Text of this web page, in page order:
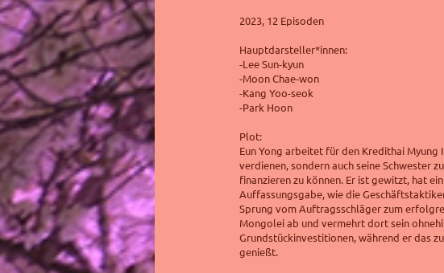
2023, 12 Episoden
Hauptdarsteller*innen:
-Lee Sun-kyun
-Moon Chae-won
-Kang Yoo-seok
-Park Hoon
Plot:
Eun Yong arbeitet für den Kredithai
verdienen, sondern auch seine Schwester
finanzieren zu können. Er ist gewitzt, hat
Auffassungsgabe, wie die
Sprung vom Auftragsschläger zum
Mongolei ab und vermehrt dort sein
Grundstückinvestitionen, während er das
genießt.